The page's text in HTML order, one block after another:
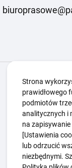
Igrzyska
Kwalifikacje ZSK
Edukacja
Polityka
Polityka
Strona
prawidłowego
podmiotów
analitycznych i
na
[Ustawienia
lub odrzucić
niezbędnymi.